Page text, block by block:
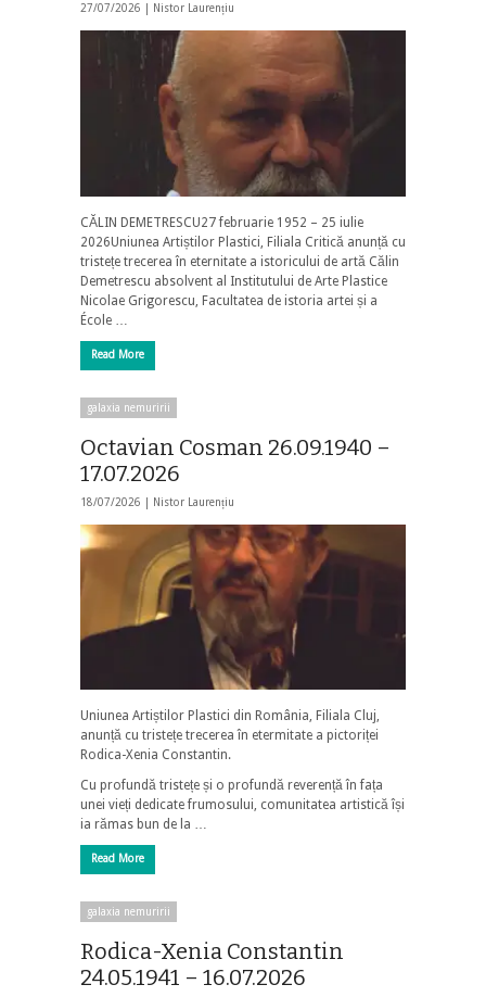
27/07/2026 | Nistor Laurențiu
CĂLIN DEMETRESCU27 februarie 1952 – 25 iulie
2026Uniunea Artiștilor Plastici, Filiala Critică anunță cu
tristețe trecerea în eternitate a istoricului de artă Călin
Demetrescu absolvent al Institutului de Arte Plastice
Nicolae Grigorescu, Facultatea de istoria artei și a
École …
Read More
galaxia nemuririi
Octavian Cosman 26.09.1940 –
17.07.2026
18/07/2026 | Nistor Laurențiu
Uniunea Artiștilor Plastici din România, Filiala Cluj,
anunță cu tristețe trecerea în etermitate a pictoriței
Rodica-Xenia Constantin.
Cu profundă tristețe și o profundă reverență în fața
unei vieți dedicate frumosului, comunitatea artistică își
ia rămas bun de la …
Read More
galaxia nemuririi
Rodica-Xenia Constantin
24.05.1941 – 16.07.2026